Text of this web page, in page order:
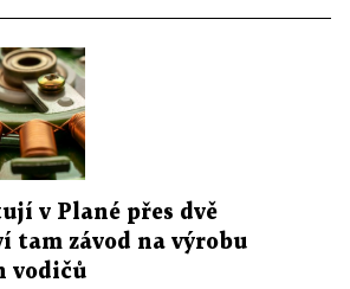
v Plané přes dvě
tam závod na výrobu
vodičů